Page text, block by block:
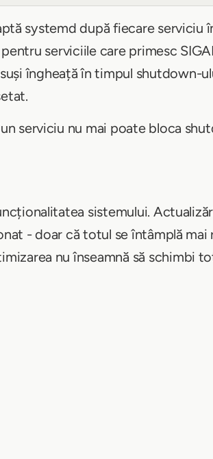
systemd după fiecare serviciu
serviciile care primesc
îngheață în timpul shutdown-
serviciu nu mai poate bloca
sistemului.
- doar că totul se întâmplă mai
nu înseamnă să schimbi